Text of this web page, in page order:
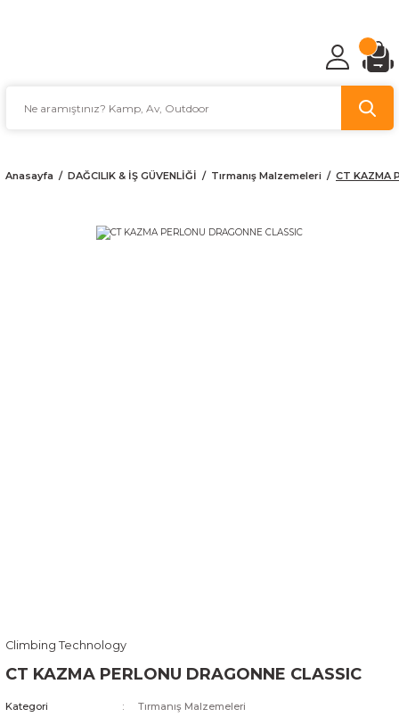
Anasayfa DAĞCILIK & İŞ GÜVENLİĞİ Tırmanış Malzemeleri CT KAZMA
Climbing Technology
CT KAZMA PERLONU DRAGONNE CLASSIC
Kategori
Tırmanış Malzemeleri